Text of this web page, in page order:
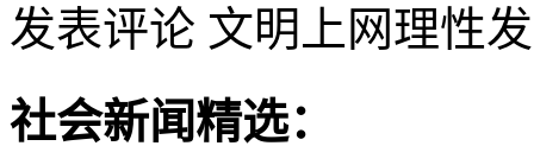
发表评论 文明上网理性
社会新闻精选：